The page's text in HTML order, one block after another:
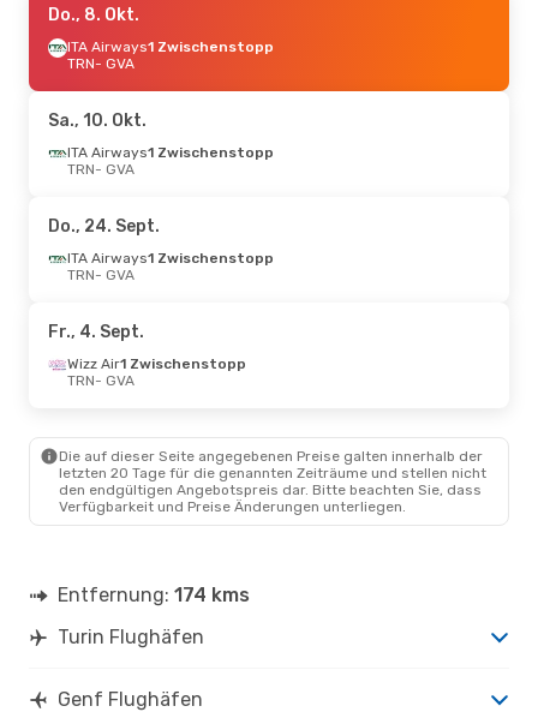
Mo., 14. Sept.
Lufthansa1 Zwischenstopp
TRN- GVA
GVA- TRN
Do., 8. Okt.
ITA Airways1 Zwischenstopp
TRN- GVA
Sa., 10. Okt.
ITA Airways1 Zwischenstopp
TRN- GVA
Do., 24. Sept.
ITA Airways1 Zwischenstopp
TRN- GVA
Fr., 4. Sept.
Wizz Air1 Zwischenstopp
TRN- GVA
Die auf dieser Seite angegebenen Preise galten innerhalb der
letzten 20 Tage für die genannten Zeiträume und stellen nicht
den endgültigen Angebotspreis dar. Bitte beachten Sie, dass
Verfügbarkeit und Preise Änderungen unterliegen.
Entfernung: 174 kms
Turin Flughäfen
Genf Flughäfen